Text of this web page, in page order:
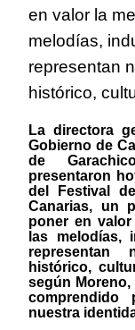
en valor la
melodías,
representan
histórico,
La directora
Gobierno de
de
presentaron
del Festival
Canarias, un
poner en
las melodías,
representan
histórico,
según
nuestra